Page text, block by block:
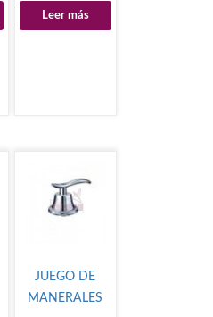
Leer más
JUEGO DE
MANERALES